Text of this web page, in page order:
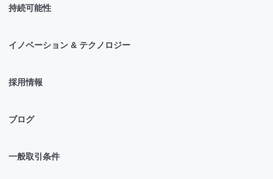
持続可能性
イノベーション & テクノロジー
採用情報
ブログ
一般取引条件